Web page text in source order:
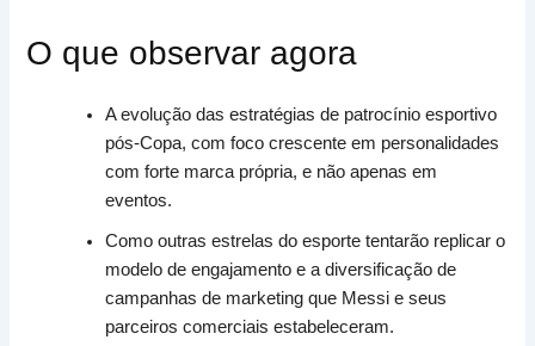
O que observar agora
A evolução das estratégias de patrocínio esportivo
pós-Copa, com foco crescente em personalidades
com forte marca própria, e não apenas em
eventos.
Como outras estrelas do esporte tentarão replicar o
modelo de engajamento e a diversificação de
campanhas de marketing que Messi e seus
parceiros comerciais estabeleceram.